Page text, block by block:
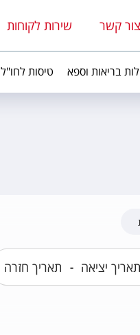
צור קשר שירות לקוחות
בריאות וספא טיסות לחו"ל
-